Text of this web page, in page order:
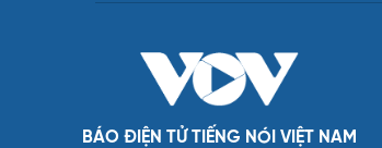
BÁO ĐIỆN TỬ TIẾNG NÓI VIỆT NAM